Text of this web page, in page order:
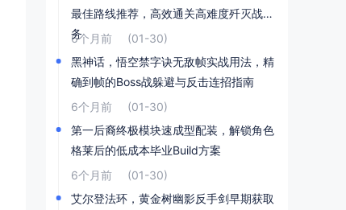
最佳路线推荐，高效通关高难度歼灭战任
务
6个月前
(01-30)
黑神话，悟空禁字诀无敌帧实战用法，精
确到帧的Boss战躲避与反击连招指南
6个月前
(01-30)
第一后裔终极模块速成型配装，解锁角色
格莱后的低成本毕业Build方案
6个月前
(01-30)
艾尔登法环，黄金树幽影反手剑早期获取